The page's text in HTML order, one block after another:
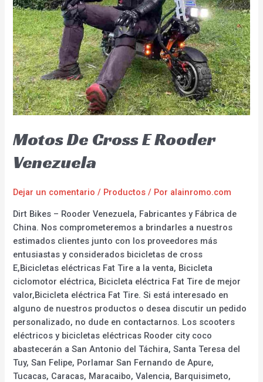
Motos De Cross E Rooder
Venezuela
Dejar un comentario / Productos / Por alainromo.com
Dirt Bikes – Rooder Venezuela, Fabricantes y Fábrica de
China. Nos comprometeremos a brindarles a nuestros
estimados clientes junto con los proveedores más
entusiastas y considerados bicicletas de cross
E,Bicicletas eléctricas Fat Tire a la venta, Bicicleta
ciclomotor eléctrica, Bicicleta eléctrica Fat Tire de mejor
valor,Bicicleta eléctrica Fat Tire. Si está interesado en
alguno de nuestros productos o desea discutir un pedido
personalizado, no dude en contactarnos. Los scooters
eléctricos y bicicletas eléctricas Rooder city coco
abastecerán a San Antonio del Táchira, Santa Teresa del
Tuy, San Felipe, Porlamar San Fernando de Apure,
Tucacas, Caracas, Maracaibo, Valencia, Barquisimeto,